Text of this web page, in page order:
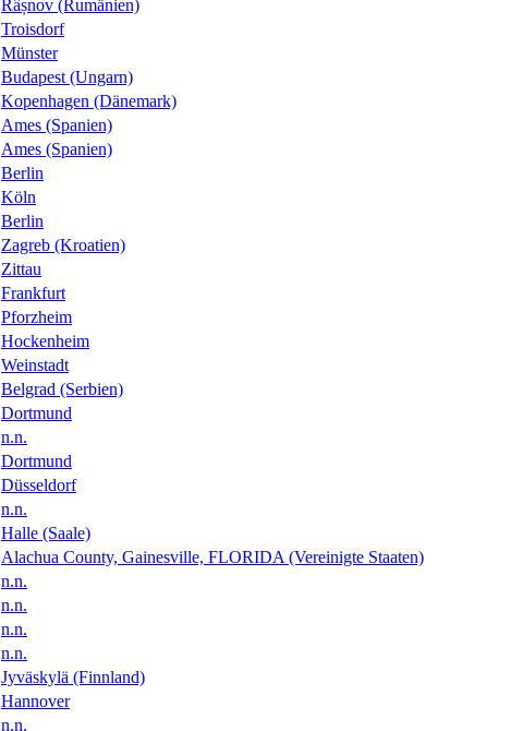
Râșnov (Rumänien)
Troisdorf
Münster
Budapest (Ungarn)
Kopenhagen (Dänemark)
Ames (Spanien)
Ames (Spanien)
Berlin
Köln
Berlin
Zagreb (Kroatien)
Zittau
Frankfurt
Pforzheim
Hockenheim
Weinstadt
Belgrad (Serbien)
Dortmund
n.n.
Dortmund
Düsseldorf
n.n.
Halle (Saale)
Alachua County, Gainesville, FLORIDA (Vereinigte Staaten)
n.n.
n.n.
n.n.
n.n.
Jyväskylä (Finnland)
Hannover
n.n.